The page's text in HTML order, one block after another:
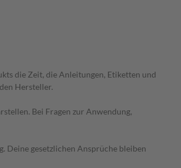
die Zeit, die Anleitungen, Etiketten und
Hersteller.
Bei Fragen zur Anwendung,
Deine gesetzlichen Ansprüche bleiben